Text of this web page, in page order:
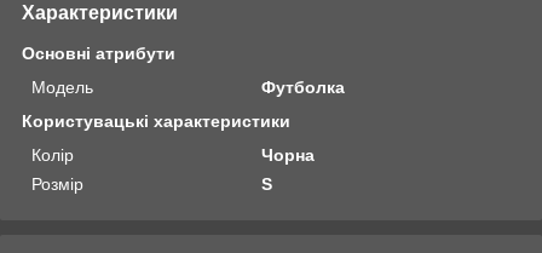
Характеристики
Основні атрибути
Модель
Футболка
Користувацькі характеристики
Колір
Чорна
Розмір
S